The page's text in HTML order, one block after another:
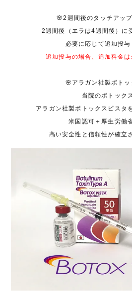
🌸2週間後のタッチアッ
2週間後（エラは4週間後）に
必要に応じて追加投与
追加投与の場合、追加料金は
🌸アラガン社製ボトッ
当院のボトック
アラガン社製ボトックスビスタ
米国認可＋厚生労働
高い安全性と信頼性が確立